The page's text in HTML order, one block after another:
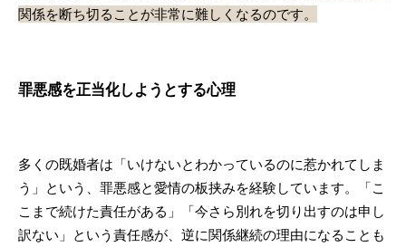
関係を断ち切ることが非常に難しくなるのです。
罪悪感を正当化しようとする心理
多くの既婚者は「いけないとわかっているのに惹かれてしま
う」という、罪悪感と愛情の板挟みを経験しています。「こ
こまで続けた責任がある」「今さら別れを切り出すのは申し
訳ない」という責任感が、逆に関係継続の理由になることも